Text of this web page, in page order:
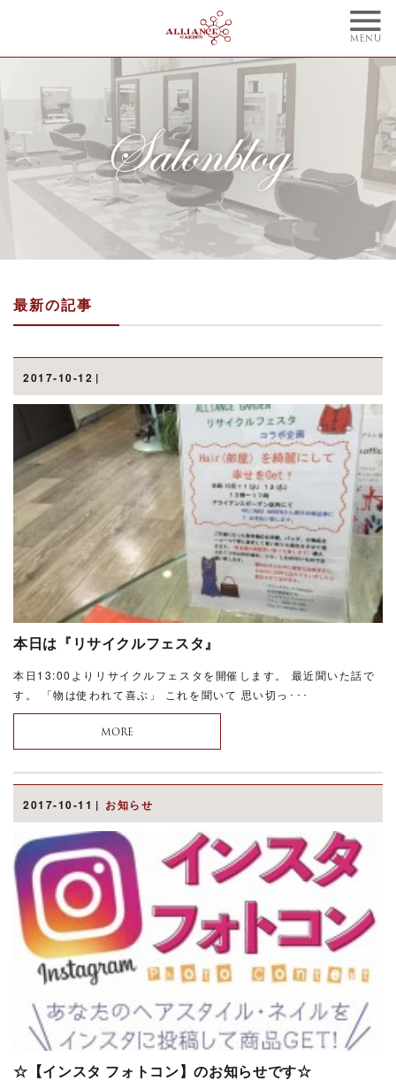
トップ
CONCEPT
コンセプト
NAIL
ネイル
BLOG
ブログ
STYLE
スタイル
STAFF
スタッフ
メニュー
WEBCOUPON
ウェブクーポン
RECRUIT
ご予約はこちらから
最新の記事
2017-10-12
本日は『リサイクルフェスタ』
本日13:00よりリサイクルフェスタを開催します。 最近聞いた話で
す。 「物は使われて喜ぶ」 これを聞いて 思い切っ･･･
MORE
2017-10-11 お知らせ
☆【インスタ フォトコン】のお知らせです☆